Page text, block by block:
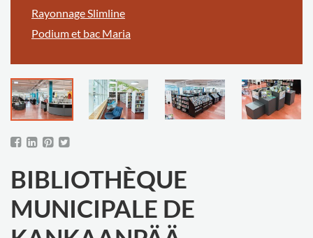
Rayonnage Slimline
Podium et bac Maria
BIBLIOTHÈQUE
MUNICIPALE DE